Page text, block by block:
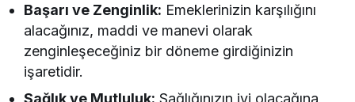
Başarı ve Zenginlik: Emeklerinizin karşılığını
alacağınız, maddi ve manevi olarak
zenginleşeceğiniz bir döneme girdiğinizin
işaretidir.
Sağlık ve Mutluluk: Sağlığınızın iyi olacağına,